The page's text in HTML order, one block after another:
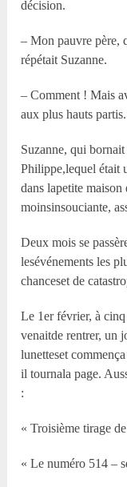
décision.
– Mon pauvre père,
répétait Suzanne.
– Comment ! Mais
aux plus hauts partis.
Suzanne, qui
Philippe,lequel était
dans lapetite
moinsinsouciante,
Deux mois se
lesévénements les
chanceset de
Le 1er février, à
venaitde rentrer, un
lunetteset
il tournala page.
:
« Troisième tirage
« Le numéro 514 –